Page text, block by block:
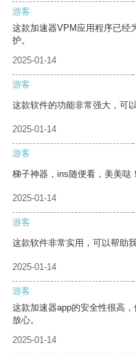
游客
这款加速器VPM应用程序已经
护。
2025-01-14
游客
这款软件的功能非常强大，可
2025-01-14
游客
梯子神器，ins随便看，美美哒！
2025-01-14
游客
这款软件非常实用，可以帮助
2025-01-14
游客
这款加速器app的安全性很高
放心。
2025-01-14